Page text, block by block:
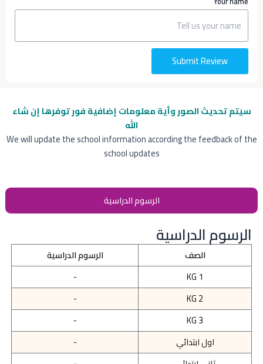
سيتم تحديث الصور وأية معلومات إضافيةفور توفرها إن شاء
الله
We will update the school information according the feedback of the
school updates
الرسوم الدراسية
الرسوم الدراسية
الصف
الرسوم الدراسية
KG 1
-
KG 2
-
KG 3
-
اول ابتدائي
-
Submit Review